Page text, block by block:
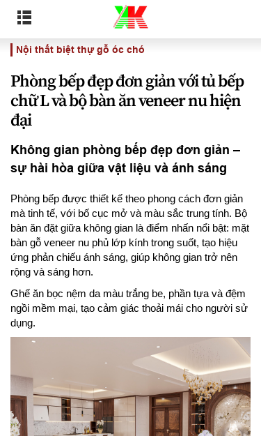
Nội thất biệt thự gỗ óc chó
Phòng bếp đẹp đơn giản với tủ bếp
chữ L và bộ bàn ăn veneer nu hiện
đại
Không gian phòng bếp đẹp đơn giản –
sự hài hòa giữa vật liệu và ánh sáng
Phòng bếp được thiết kế theo phong cách đơn giản
mà tinh tế, với bố cục mở và màu sắc trung tính. Bộ
bàn ăn đặt giữa không gian là điểm nhấn nổi bật: mặt
bàn gỗ veneer nu phủ lớp kính trong suốt, tạo hiệu
ứng phản chiếu ánh sáng, giúp không gian trở nên
rộng và sáng hơn.
Ghế ăn bọc nệm da màu trắng be, phần tựa và đệm
ngồi mềm mại, tạo cảm giác thoải mái cho người sử
dụng.